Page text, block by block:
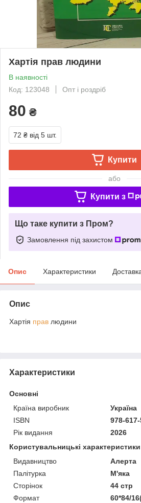
Хартія прав людини
В наявності
Код: 123048
Опт і роздріб
80 ₴
72 ₴ від 5 шт.
Купити
або
Купити з
Що таке купити з Пром?
Замовлення під захистом
Опис Характеристики
Опис
Хартія прав людини
Характеристики
Основні
Країна виробник
Україна
ISBN
978-
Рік видання
2026
Користувальницькі характеристики
Видавництво
Алерта
Палітурка
М'яка
Сторінок
44 стр
Формат
60*84/